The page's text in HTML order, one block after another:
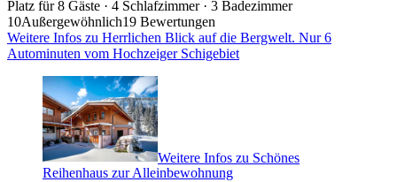
Platz für 8 Gäste · 4 Schlafzimmer · 3 Badezimmer
10Außergewöhnlich19 Bewertungen
Weitere Infos zu Herrlichen Blick auf die Bergwelt. Nur 6
Autominuten vom Hochzeiger Schigebiet
Weitere Infos zu Schönes
Reihenhaus zur Alleinbewohnung